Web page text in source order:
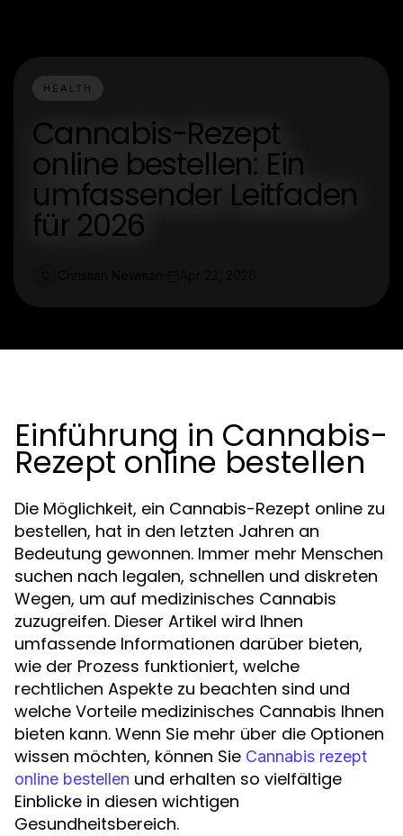
HEALTH
Cannabis-Rezept
online bestellen: Ein
umfassender Leitfaden
für 2026
Einführung in Cannabis-
Rezept online bestellen
Die Möglichkeit, ein Cannabis-Rezept online zu
bestellen, hat in den letzten Jahren an
Bedeutung gewonnen. Immer mehr Menschen
suchen nach legalen, schnellen und diskreten
Wegen, um auf medizinisches Cannabis
zuzugreifen. Dieser Artikel wird Ihnen
umfassende Informationen darüber bieten,
wie der Prozess funktioniert, welche
rechtlichen Aspekte zu beachten sind und
welche Vorteile medizinisches Cannabis Ihnen
bieten kann. Wenn Sie mehr über die Optionen
wissen möchten, können Sie Cannabis rezept
online bestellen und erhalten so vielfältige
Einblicke in diesen wichtigen
Gesundheitsbereich.